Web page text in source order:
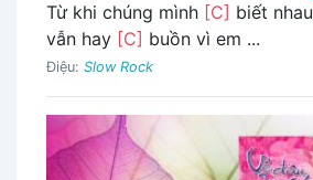
Từ khi chúng mình [C] biết nhau
vẫn hay [C] buồn vì em ...
Điệu: Slow Rock